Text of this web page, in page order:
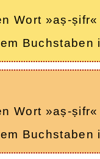
Wort »aṣ-
Wort »aṣ-